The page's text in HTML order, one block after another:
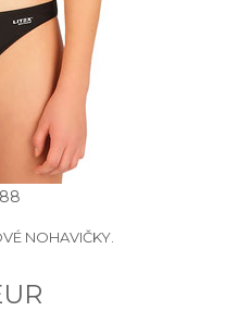
NOHAVIČKY.